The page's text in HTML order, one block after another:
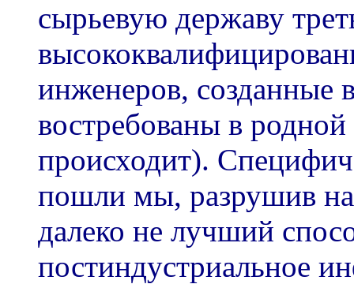
сырьевую державу
инженеров, созданные
востребованы в родной
происходит).
пошли мы, разрушив
далеко не лучший
постиндустриальное